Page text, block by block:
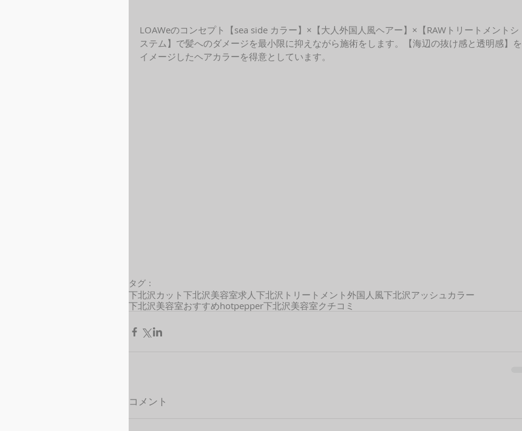
LOAWeのコンセプト【sea side カラー】×【大人外国人風ヘアー】×【RAWトリートメントシ
ステム】で髪へのダメージを最小限に抑えながら施術をします。【海辺の抜け感と透明感】を
イメージしたヘアカラーを得意としています。
タグ：
下北沢カット 下北沢美容室求人下北沢トリートメント 外国人風下北沢アッシュカラー
下北沢美容室おすすめhotpepper下北沢美容室クチコミ
コメント